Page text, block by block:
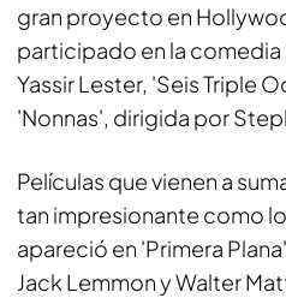
gran proyecto en
participado en la comedia
Yassir Lester, 'Seis Triple
'Nonnas', dirigida por
Películas que vienen a
tan impresionante como
apareció en 'Primera
Jack Lemmon y Walter